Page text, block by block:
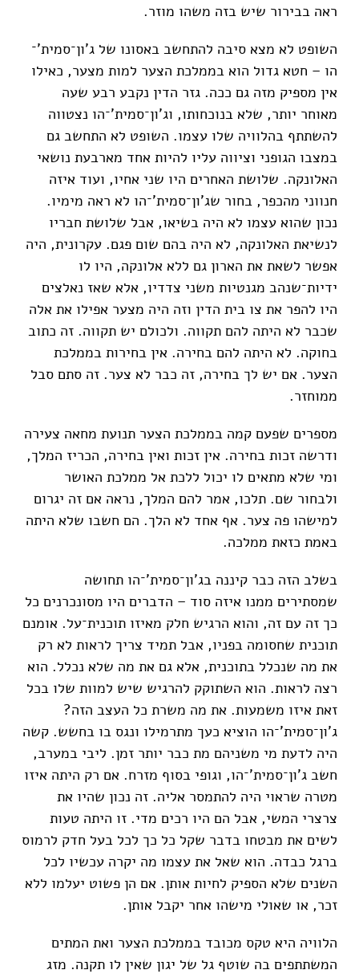
ראה בבירור שיש בזה משהו מוזר.
השופט לא מצא סיבה להתחשב באסונו של ג'ון־סמית'־
הו – חטא גדול הוא בממלכת הצער למות מצער, כאילו
אין מספיק מזה גם ככה. גזר הדין נקבע רבע שעה
מאוחר יותר, שלא בנוכחותו, וג'ון־סמית'־הו נצטווה
להשתתף בהלוויה שלו עצמו. השופט לא התחשב גם
במצבו הגופני וציווה עליו להיות אחד מארבעת נושאי
האלונקה. שלושת האחרים היו שני אחיו, ועוד איזה
חנווני מהכפר, בחור שג'ון־סמית'־הו לא ראה מימיו.
נכון שהוא עצמו לא היה בשיאו, אבל שלושת חבריו
לנשיאת האלונקה, לא היה בהם שום פגם. עקרונית, היה
אפשר לשאת את הארון גם ללא אלונקה, היו לו
ידיות־שנהב מגנטיות משני צדדיו, אלא שאז נאלצים
היו להפר את צו בית הדין וזה היה מצער אפילו את אלה
שכבר לא היתה להם תקווה. ולכולם יש תקווה. זה כתוב
בחוקה. לא היתה להם בחירה. אין בחירות בממלכת
הצער. אם יש לך בחירה, זה כבר לא צער. זה סתם סבל
ממוחזר.
מספרים שפעם קמה בממלכת הצער תנועת מחאה צעירה
ודרשה זכות בחירה. אין זכות ואין בחירה, הכריז המלך,
ומי שלא מתאים לו יכול ללכת אל ממלכת האושר
ולבחור שם. תלכו, אמר להם המלך, נראה אם זה יגרום
למישהו פה צער. אף אחד לא הלך. הם חשבו שלא היתה
באמת כזאת ממלכה.
בשלב הזה כבר קיננה בג'ון־סמית'־הו תחושה
שמסתירים ממנו איזה סוד – הדברים היו מסונכרנים כל
כך זה עם זה, והוא הרגיש חלק מאיזו תוכנית־על. אומנם
תוכנית שחסומה בפניו, אבל תמיד צריך לראות לא רק
את מה שנכלל בתוכנית, אלא גם את מה שלא נכלל. הוא
רצה לראות. הוא השתוקק להרגיש שיש למוות שלו בכל
זאת איזו משמעות. את מה משרת כל העצב הזה?
ג'ון־סמית'־הו הוציא כעך מתרמילו ונגס בו בחשש. קשה
היה לדעת מי משניהם מת כבר יותר זמן. ליבי במערב,
חשב ג'ון־סמית'־הו, וגופי בסוף מזרח. אם רק היתה איזו
מטרה שראוי היה להתמסר אליה. זה נכון שהיו את
צרצרי המשי, אבל הם היו רכים מדי. זו היתה טעות
לשים את מבטחו בדבר שקל כל כך לכל בעל חדק לרמוס
ברגל כבדה. הוא שאל את עצמו מה יקרה עכשיו לכל
השנים שלא הספיק לחיות אותן. אם הן פשוט יעלמו ללא
זכר, או שאולי מישהו אחר יקבל אותן.
הלוויה היא טקס מכובד בממלכת הצער ואת המתים
המשתתפים בה שוטף גל של יגון שאין לו תקנה. מזג